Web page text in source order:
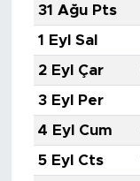
31 Ağu Pts
1 Eyl Sal
2 Eyl Çar
3 Eyl Per
4 Eyl Cum
5 Eyl Cts